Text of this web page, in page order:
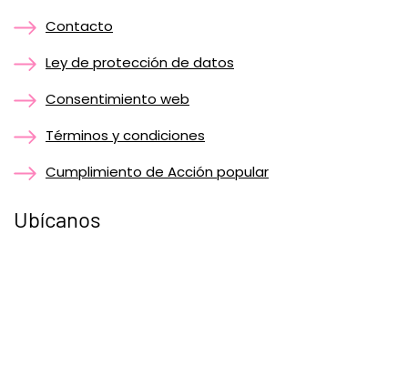
Contacto
Ley de protección de datos
Consentimiento web
Términos y condiciones
Cumplimiento de Acción popular
Ubícanos